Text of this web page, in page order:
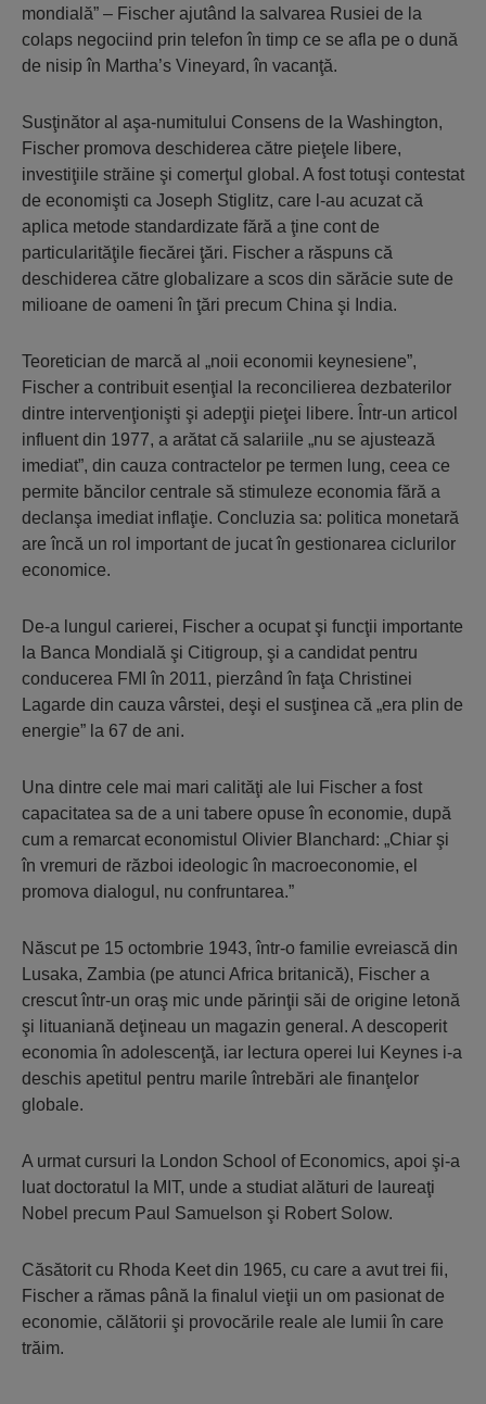
mondială” – Fischer ajutând la salvarea Rusiei de la
colaps negociind prin telefon în timp ce se afla pe o dună
de nisip în Martha’s Vineyard, în vacanţă.
Susţinător al aşa-numitului Consens de la Washington,
Fischer promova deschiderea către pieţele libere,
investiţiile străine şi comerţul global. A fost totuşi contestat
de economişti ca Joseph Stiglitz, care l-au acuzat că
aplica metode standardizate fără a ţine cont de
particularităţile fiecărei ţări. Fischer a răspuns că
deschiderea către globalizare a scos din sărăcie sute de
milioane de oameni în ţări precum China şi India.
Teoretician de marcă al „noii economii keynesiene”,
Fischer a contribuit esenţial la reconcilierea dezbaterilor
dintre intervenţionişti şi adepţii pieţei libere. Într-un articol
influent din 1977, a arătat că salariile „nu se ajustează
imediat”, din cauza contractelor pe termen lung, ceea ce
permite băncilor centrale să stimuleze economia fără a
declanşa imediat inflaţie. Concluzia sa: politica monetară
are încă un rol important de jucat în gestionarea ciclurilor
economice.
De-a lungul carierei, Fischer a ocupat şi funcţii importante
la Banca Mondială şi Citigroup, şi a candidat pentru
conducerea FMI în 2011, pierzând în faţa Christinei
Lagarde din cauza vârstei, deşi el susţinea că „era plin de
energie” la 67 de ani.
Una dintre cele mai mari calităţi ale lui Fischer a fost
capacitatea sa de a uni tabere opuse în economie, după
cum a remarcat economistul Olivier Blanchard: „Chiar şi
în vremuri de război ideologic în macroeconomie, el
promova dialogul, nu confruntarea.”
Născut pe 15 octombrie 1943, într-o familie evreiască din
Lusaka, Zambia (pe atunci Africa britanică), Fischer a
crescut într-un oraş mic unde părinţii săi de origine letonă
şi lituaniană deţineau un magazin general. A descoperit
economia în adolescenţă, iar lectura operei lui Keynes i-a
deschis apetitul pentru marile întrebări ale finanţelor
globale.
A urmat cursuri la London School of Economics, apoi şi-a
luat doctoratul la MIT, unde a studiat alături de laureaţi
Nobel precum Paul Samuelson şi Robert Solow.
Căsătorit cu Rhoda Keet din 1965, cu care a avut trei fii,
Fischer a rămas până la finalul vieţii un om pasionat de
economie, călătorii şi provocările reale ale lumii în care
trăim.